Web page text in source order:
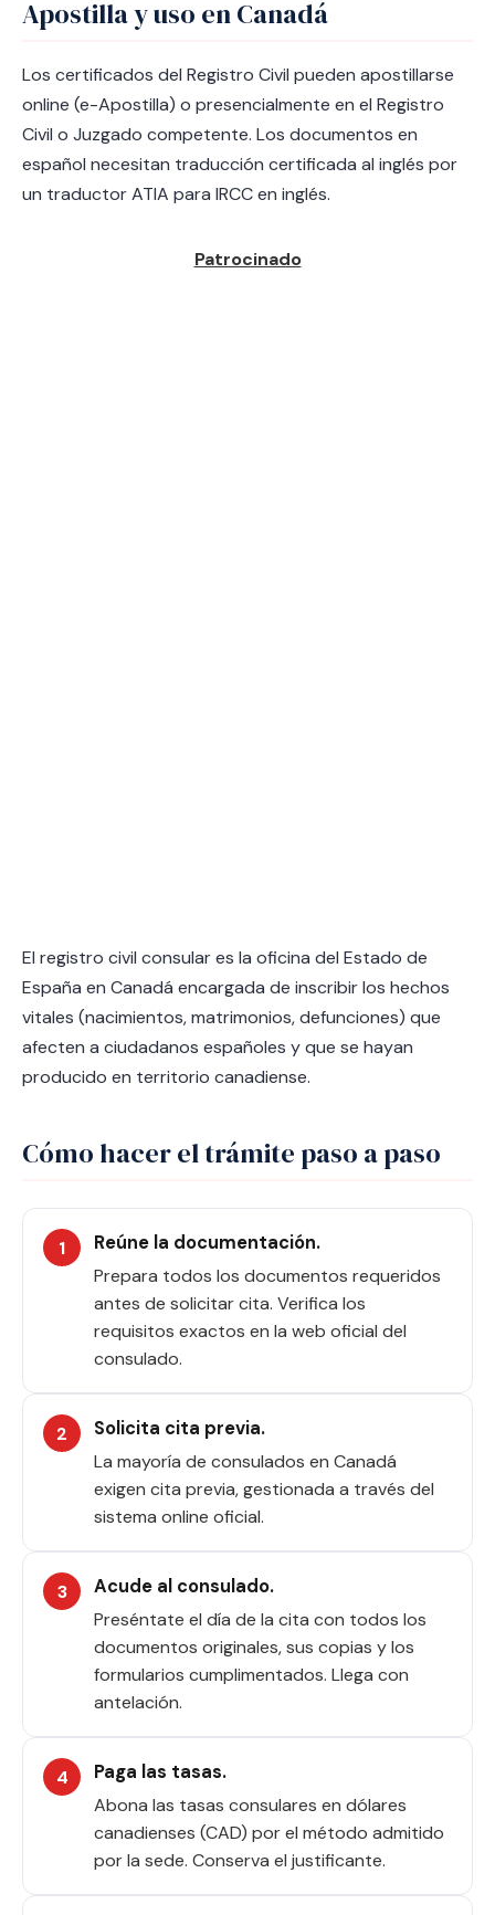
Apostilla y uso en Canadá
Los certificados del Registro Civil pueden apostillarse
online (e-Apostilla) o presencialmente en el Registro
Civil o Juzgado competente. Los documentos en
español necesitan traducción certificada al inglés por
un traductor ATIA para IRCC en inglés.
El registro civil consular es la oficina del Estado de
España en Canadá encargada de inscribir los hechos
vitales (nacimientos, matrimonios, defunciones) que
afecten a ciudadanos españoles y que se hayan
producido en territorio canadiense.
Cómo hacer el trámite paso a paso
Reúne la documentación.
Prepara todos los documentos requeridos
antes de solicitar cita. Verifica los
requisitos exactos en la web oficial del
consulado.
Solicita cita previa.
La mayoría de consulados en Canadá
exigen cita previa, gestionada a través del
sistema online oficial.
Acude al consulado.
Preséntate el día de la cita con todos los
documentos originales, sus copias y los
formularios cumplimentados. Llega con
antelación.
Paga las tasas.
Abona las tasas consulares en dólares
canadienses (CAD) por el método admitido
por la sede. Conserva el justificante.